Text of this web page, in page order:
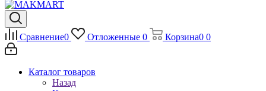
Сравнение0 Отложенные 0 Корзина0 0
Каталог товаров
Назад